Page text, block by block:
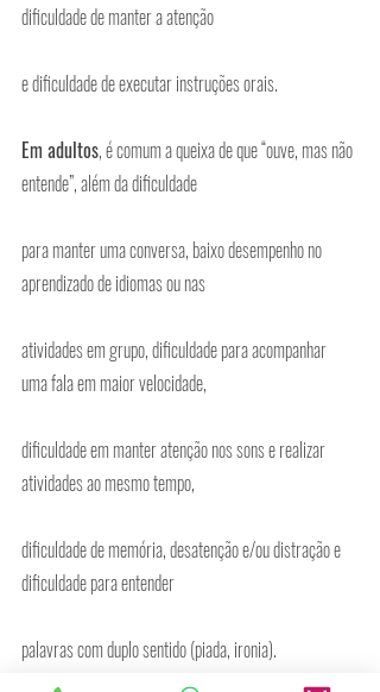
dificuldade de manter a atenção
e dificuldade de executar instruções orais.
Em adultos, é comum a queixa de que “ouve, mas não
entende”, além da dificuldade
para manter uma conversa, baixo desempenho no
aprendizado de idiomas ou nas
atividades em grupo, dificuldade para acompanhar
uma fala em maior velocidade,
dificuldade em manter atenção nos sons e realizar
atividades ao mesmo tempo,
dificuldade de memória, desatenção e/ou distração e
dificuldade para entender
palavras com duplo sentido (piada, ironia).